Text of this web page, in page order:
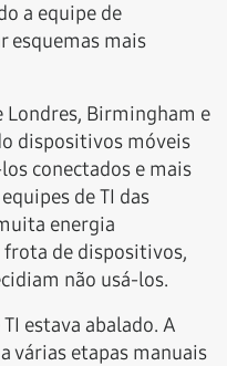
a equipe de
esquemas mais
Birmingham e
dispositivos móveis
conectados e mais
de TI das
energia
de dispositivos,
não usá-los.
estava abalado. A
várias etapas manuais